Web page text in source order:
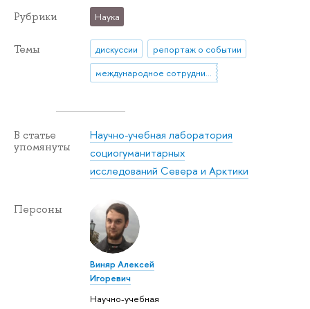
Рубрики Наука
Темы дискуссии
репортаж о событии
международное сотрудничество
В статье
упомянуты
Научно-учебная лаборатория
социогуманитарных
исследований Севера и Арктики
Персоны
Виняр Алексей
Игоревич
Научно-учебная